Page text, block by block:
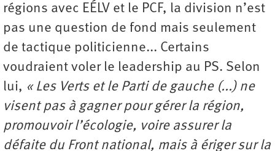
régions avec EÉLV et le PCF, la division n’est
pas une question de fond mais seulement
de tactique politicienne... Certains
voudraient voler le leadership au PS. Selon
lui, « Les Verts et le Parti de gauche (...) ne
visent pas à gagner pour gérer la région,
promouvoir l’écologie, voire assurer la
défaite du Front national, mais à ériger sur la